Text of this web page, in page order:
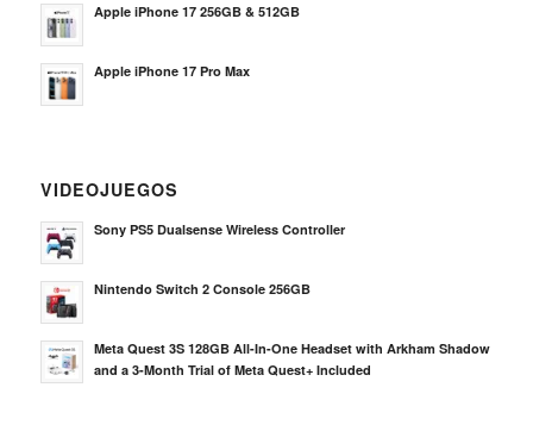
Apple iPhone 17 256GB & 512GB
Apple iPhone 17 Pro Max
VIDEOJUEGOS
Sony PS5 Dualsense Wireless Controller
Nintendo Switch 2 Console 256GB
Meta Quest 3S 128GB All-In-One Headset with Arkham Shadow
and a 3-Month Trial of Meta Quest+ Included